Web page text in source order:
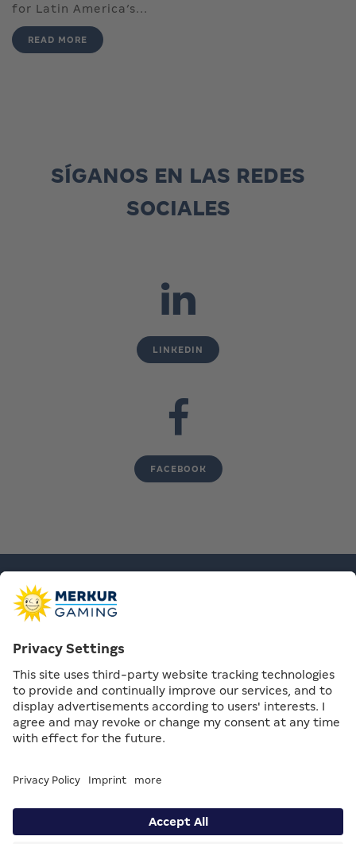
for Latin America’s...
READ MORE
SÍGANOS EN LAS REDES
SOCIALES
LINKEDIN
FACEBOOK
Contact |Privacy Settings |Compliance & Supply Chain |Data
Privacy & Legal notice
© MERKUR GAMING / All rights reserved